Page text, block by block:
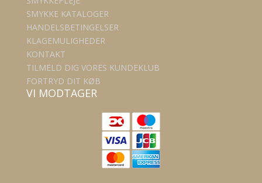
SMYKKE KATALOGER
HANDELSBETINGELSER
KLAGEMULIGHEDER
KONTAKT
TILMELD DIG VORES KUNDEKLUB
FORTRYD DIT KØB
VI MODTAGER